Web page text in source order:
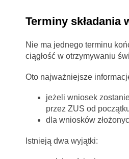
Terminy składania
Nie ma jednego terminu
ciągłość w otrzymywaniu
Oto najważniejsze
jeżeli wniosek
przez ZUS od
dla wniosków
Istnieją dwa wyjątki: